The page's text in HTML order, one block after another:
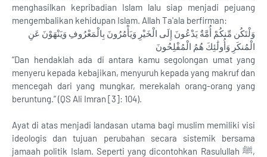
menghasilkan kepribadian Islam lalu siap menjadi pejuang
mengembalikan kehidupan Islam. Allah Ta'ala berfirman:
وَلْتَكُن مِّنكُمْ أُمَّةٌ يَدْعُونَ إِلَى الْخَيْرِ وَيَأْمُرُونَ بِالْمَعْرُوفِ وَيَنْهَوْنَ عَنِ
الْمُنكَرِ وَأُولَٰئِكَ هُمُ الْمُفْلِحُونَ
“Dan hendaklah ada di antara kamu segolongan umat yang
menyeru kepada kebajikan, menyuruh kepada yang makruf dan
mencegah dari yang mungkar, merekalah orang-orang yang
beruntung.” (QS Ali Imran [3]: 104).
Ayat di atas menjadi landasan utama bagi muslim memiliki visi
ideologis dan tujuan perubahan secara sistemik bersama
jamaah politik Islam. Seperti yang dicontohkan Rasulullah ﷺ,